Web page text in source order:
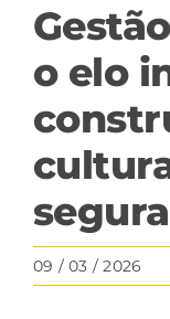
o elo
09 / 03 / 2026